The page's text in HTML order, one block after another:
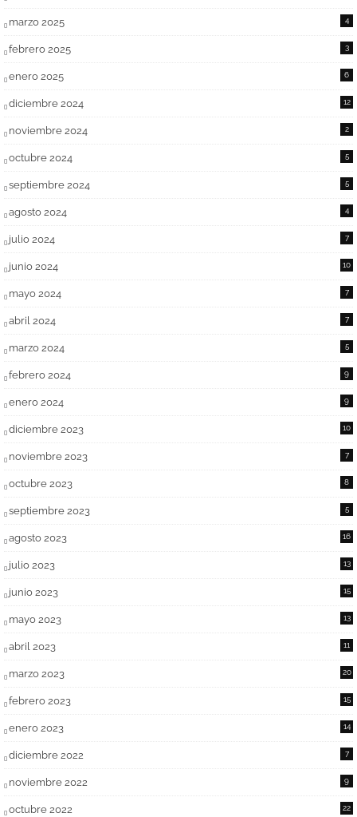
marzo 2025 4
febrero 2025 3
enero 2025 6
diciembre 2024 12
noviembre 2024 2
octubre 2024 5
septiembre 2024 5
agosto 2024 4
julio 2024 7
junio 2024 10
mayo 2024 7
abril 2024 7
marzo 2024 5
febrero 2024 9
enero 2024 9
diciembre 2023 10
noviembre 2023 7
octubre 2023 8
septiembre 2023 5
agosto 2023 16
julio 2023 13
junio 2023 15
mayo 2023 13
abril 2023 11
marzo 2023 20
febrero 2023 15
enero 2023 14
diciembre 2022 7
noviembre 2022 9
octubre 2022 22